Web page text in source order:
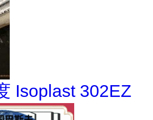
Isoplast 302EZ